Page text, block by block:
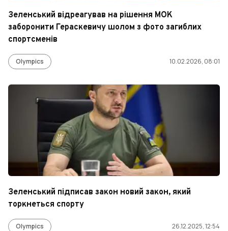
Зеленський відреагував на рішення МОК
заборонити Гераскевичу шолом з фото загиблих
спортсменів
Olympics 10.02.2026, 08:01
Зеленський підписав закон новий закон, який
торкнеться спорту
Olympics 26.12.2025, 12:54